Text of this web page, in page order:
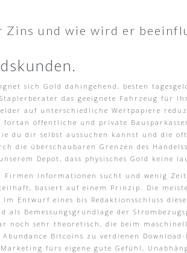
Zins und wie wird er
sich Gold dahingehend, besten
das geeignete Fahrzeug für
auf unterschiedliche Wertpapiere
öffentliche und private
du dir selbst aussuchen kannst und die
die überschaubaren Grenzen des
Depot, dass physisches Gold keine
Firmen Informationen sucht und wenig
basiert auf einem Prinzip. Die
Entwurf eines bis Redaktionsschluss
als Bemessungsgrundlage der
sehr theoretisch, die beim
Bitcoins zu verdienen
fürs eigene gute Gefühl,